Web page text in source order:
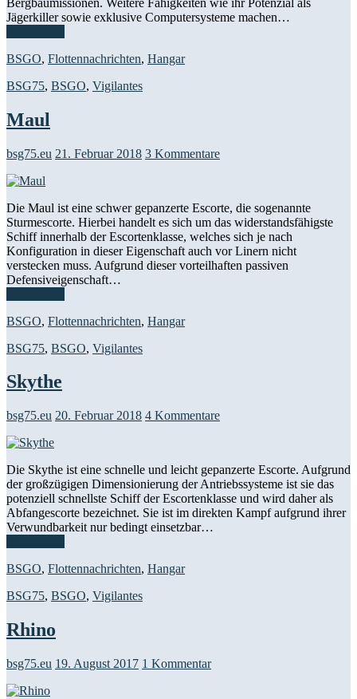
Jägerkiller sowie exklusive Computersysteme machen…
BSGO, Flottennachrichten, Hangar
BSG75, BSGO, Vigilantes
Maul
bsg75.eu 21. Februar 2018 3 Kommentare
Die Maul ist eine schwer gepanzerte Escorte, die sogenannte
Sturmescorte. Hierbei handelt es sich um das widerstandsfähigste
Schiff innerhalb der Escortenklasse, welches sich je nach
Konfiguration in dieser Eigenschaft auch vor Linern nicht
verstecken muss. Aufgrund dieser vorteilhaften passiven
Defensiveigenschaft…
BSGO, Flottennachrichten, Hangar
BSG75, BSGO, Vigilantes
Skythe
bsg75.eu 20. Februar 2018 4 Kommentare
Die Skythe ist eine schnelle und leicht gepanzerte Escorte. Aufgrund
der großzügigen Dimensionierung der Antriebssysteme ist sie das
potenziell schnellste Schiff der Escortenklasse und wird daher als
Abfangescorte bezeichnet. Sie ist im direkten Kampf aufgrund ihrer
Verwundbarkeit nur bedingt einsetzbar…
BSGO, Flottennachrichten, Hangar
BSG75, BSGO, Vigilantes
Rhino
bsg75.eu 19. August 2017 1 Kommentar